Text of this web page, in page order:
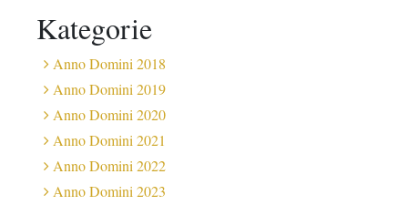
Kategorie
Anno Domini 2018
Anno Domini 2019
Anno Domini 2020
Anno Domini 2021
Anno Domini 2022
Anno Domini 2023